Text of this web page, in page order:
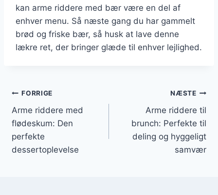
kan arme riddere med bær være en del af
enhver menu. Så næste gang du har gammelt
brød og friske bær, så husk at lave denne
lækre ret, der bringer glæde til enhver lejlighed.
Indlægsnavigation
FORRIGE
Arme riddere med
flødeskum: Den
perfekte
dessertoplevelse
NÆSTE
Arme riddere til
brunch: Perfekte til
deling og hyggeligt
samvær